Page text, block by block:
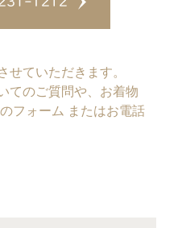
せていただきます。
てのご質問や、お着物
フォーム またはお電話